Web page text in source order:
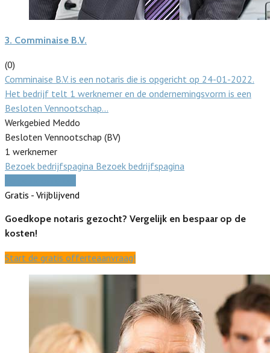
3. Comminaise B.V.
(0)
Comminaise B.V. is een notaris die is opgericht op 24-01-2022.
Het bedrijf telt 1 werknemer en de ondernemingsvorm is een
Besloten Vennootschap…
Werkgebied Meddo
Besloten Vennootschap (BV)
1 werknemer
Bezoek bedrijfspagina Bezoek bedrijfspagina
Gratis - Vrijblijvend
Goedkope notaris gezocht? Vergelijk en bespaar op de
kosten!
Start de gratis offerteaanvraag!